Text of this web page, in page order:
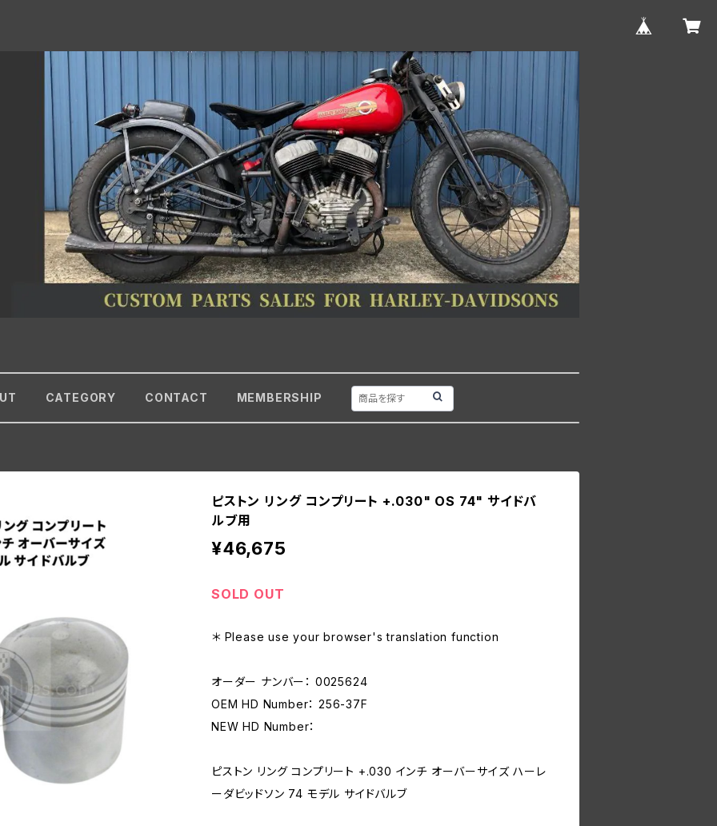
CATEGORY CONTACT MEMBERSHIP
ピストン リング コンプリート +.030" OS 74" サイドバ
ルブ用
¥46,675
SOLD OUT
＊ Please use your browser's translation function
オーダー ナンバー： 0025624
OEM HD Number： 256-37F
NEW HD Number：
ピストン リング コンプリート +.030 インチ オーバーサイズ ハーレ
ーダビッドソン 74 モデル サイドバルブ